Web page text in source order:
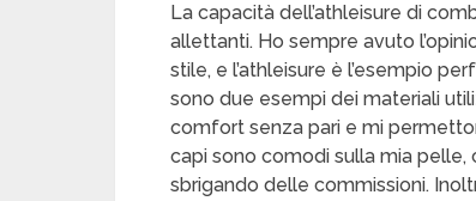
La capacità dell’athleisure di
allettanti. Ho sempre avuto
stile, e l’athleisure è l’esempio
sono due esempi dei materiali
comfort senza pari e mi
capi sono comodi sulla mia pelle,
sbrigando delle commissioni.